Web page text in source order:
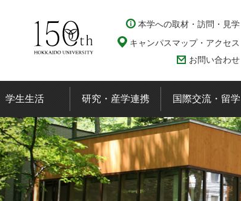
本学への取材・訪問・見学
キャンパスマップ・アクセス
お問い合わせ
学生生活 研究・産学連携 国際交流・留学